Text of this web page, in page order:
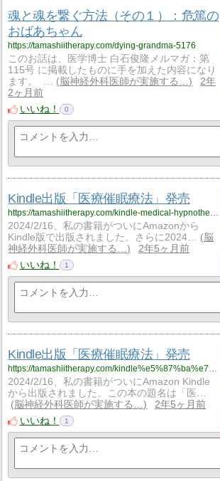
魂と魂を繋ぐ方法（その１）：危篤の
おばあちゃん
https://tamashiitherapy.com/dying-grandma-5176
このお話は、医学博士 白石俊隆メルマガ：第
115号 に掲載したものに手を加えた内容になり
ます。 …
脳神経外科医師が実施する…
2年
2ヶ月前
いいね！
0
Kindle出版「医療催眠療法」発売
https://tamashiitherapy.com/kindle-medical-hypnotherapy-5134
2024/2/16、私の書籍がついにAmazonから
Kindle版で出版されました。さらに2024…
脳
神経外科医師が実施する…
2年5ヶ月前
いいね！
1
Kindle出版「医療催眠療法」発売
https://tamashiitherapy.com/kindle%e5%87%ba%e7%89%88%e3%80%8c%e5%8c%bb%e7%99%82%e5%82%ac%e7%9c%a0%e7%99%82%e6%b3%95%e3%80%8d%e7%99%ba%e5%a3%b2-5134
2024/2/16、私の書籍がついにAmazon Kindle
から出版されました。この本の題名は「医…
脳神経外科医師が実施する…
2年5ヶ月前
いいね！
1